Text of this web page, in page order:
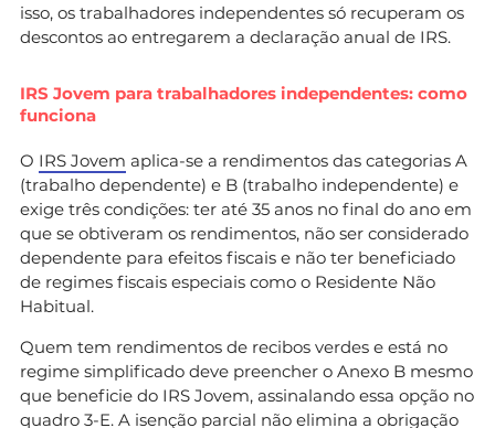
isso, os trabalhadores independentes só recuperam os
descontos ao entregarem a declaração anual de IRS.
IRS Jovem para trabalhadores independentes: como
funciona
O IRS Jovem aplica-se a rendimentos das categorias A
(trabalho dependente) e B (trabalho independente) e
exige três condições: ter até 35 anos no final do ano em
que se obtiveram os rendimentos, não ser considerado
dependente para efeitos fiscais e não ter beneficiado
de regimes fiscais especiais como o Residente Não
Habitual.
Quem tem rendimentos de recibos verdes e está no
regime simplificado deve preencher o Anexo B mesmo
que beneficie do IRS Jovem, assinalando essa opção no
quadro 3-E. A isenção parcial não elimina a obrigação